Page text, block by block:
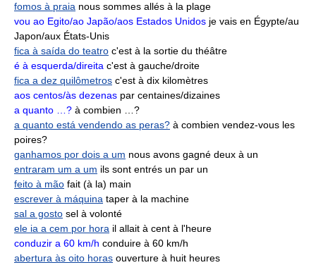
fomos à praia nous sommes allés à la plage
vou ao Egito/ao Japão/aos Estados Unidos je vais en Égypte/au
Japon/aux États-Unis
fica à saída do teatro c'est à la sortie du théâtre
é à esquerda/direita c'est à gauche/droite
fica a dez quilômetros c'est à dix kilomètres
aos centos/às dezenas par centaines/dizaines
a quanto …? à combien …?
a quanto está vendendo as peras? à combien vendez-vous les
poires?
ganhamos por dois a um nous avons gagné deux à un
entraram um a um ils sont entrés un par un
feito à mão fait (à la) main
escrever à máquina taper à la machine
sal a gosto sel à volonté
ele ia a cem por hora il allait à cent à l'heure
conduzir a 60 km/h conduire à 60 km/h
abertura às oito horas ouverture à huit heures